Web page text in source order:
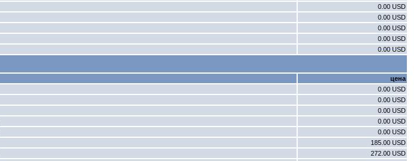
0.00 USD
0.00 USD
0.00 USD
0.00 USD
0.00 USD
цена
0.00 USD
0.00 USD
0.00 USD
0.00 USD
0.00 USD
185.00 USD
272.00 USD